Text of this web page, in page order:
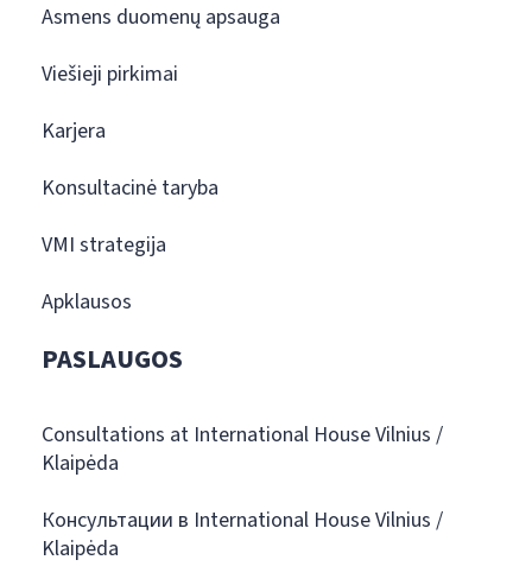
Asmens duomenų apsauga
Viešieji pirkimai
Karjera
Konsultacinė taryba
VMI strategija
Apklausos
PASLAUGOS
Consultations at International House Vilnius /
Klaipėda
Консультации в International House Vilnius /
Klaipėda